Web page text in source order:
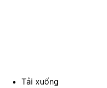
Tải xuống